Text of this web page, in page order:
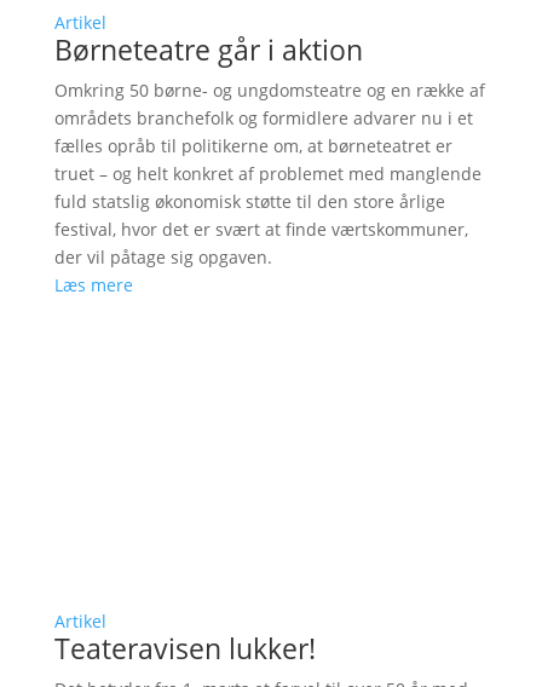
Artikel
Børneteatre går i aktion
Omkring 50 børne- og ungdomsteatre og en række af
områdets branchefolk og formidlere advarer nu i et
fælles opråb til politikerne om, at børneteatret er
truet – og helt konkret af problemet med manglende
fuld statslig økonomisk støtte til den store årlige
festival, hvor det er svært at finde værtskommuner,
der vil påtage sig opgaven.
Læs mere
Artikel
Teateravisen lukker!